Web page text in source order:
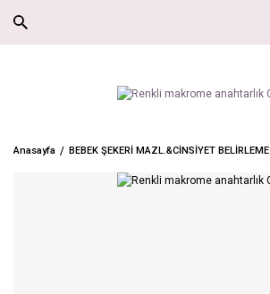
Anasayfa BEBEK ŞEKERİ MAZL.&CİNSİYET BELİRLEME